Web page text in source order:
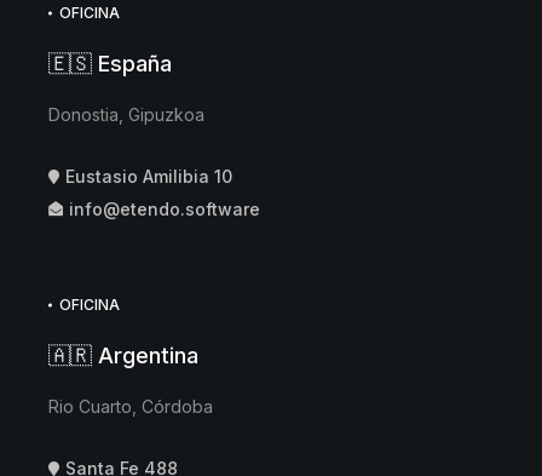
OFICINA
🇪🇸 España
Donostia, Gipuzkoa
Eustasio Amilibia 10
info@etendo.software
OFICINA
🇦🇷 Argentina
Rio Cuarto, Córdoba
Santa Fe 488